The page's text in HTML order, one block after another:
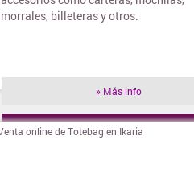
morrales, billeteras y otros.
» Más info
» Visitar tienda